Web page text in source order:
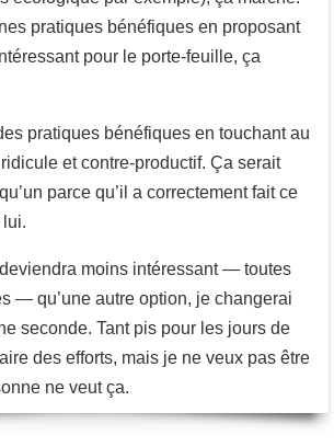
pratiques bénéfiques en proposant
pour le porte-feuille, ça
pratiques bénéfiques en touchant au
et contre-productif. Ça serait
parce qu’il a correctement fait ce
lui.
moins intéressant — toutes
— qu’une autre option, je changerai
seconde. Tant pis pour les jours de
des efforts, mais je ne veux pas être
ne veut ça.